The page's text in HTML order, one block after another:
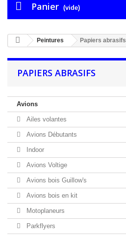
Panier (vide)
Peintures Papiers abrasifs
PAPIERS ABRASIFS
Avions
Ailes volantes
Avions Débutants
Indoor
Avions Voltige
Avions bois Guillow's
Avions bois en kit
Motoplaneurs
Parkflyers